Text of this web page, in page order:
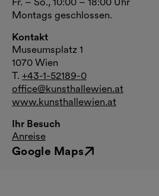
Montags geschlossen.
Kontakt
Museumsplatz 1
1070 Wien
T. +43-1-52189-0
office@kunsthallewien.at
www.kunsthallewien.at
Ihr Besuch
Anreise
Google Maps
Externer Link